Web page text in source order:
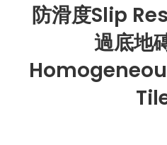
防滑度Slip
過底地